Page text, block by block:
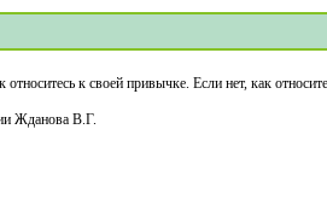
относитесь к своей привычке. Если нет, как
Жданова В.Г.